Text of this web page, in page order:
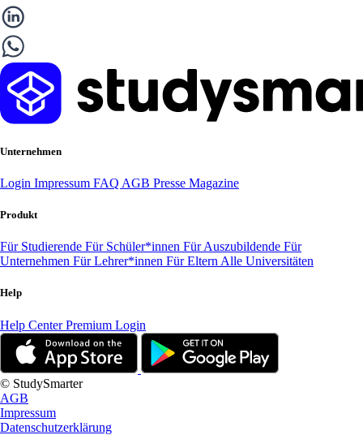
Unternehmen
Login Impressum FAQ AGB Presse Magazine
Produkt
Für Studierende Für Schüler*innen Für Auszubildende Für
Unternehmen Für Lehrer*innen Für Eltern Alle Universitäten
Help
Help CenterPremium Login
© StudySmarter
AGB
Impressum
Datenschutzerklärung